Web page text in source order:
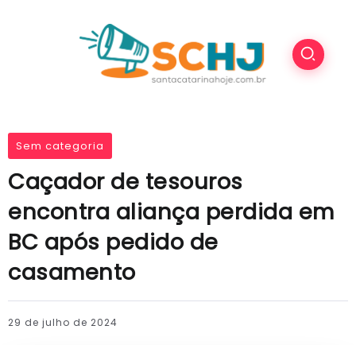
Sem categoria
Caçador de tesouros
encontra aliança perdida em
BC após pedido de
casamento
29 de julho de 2024